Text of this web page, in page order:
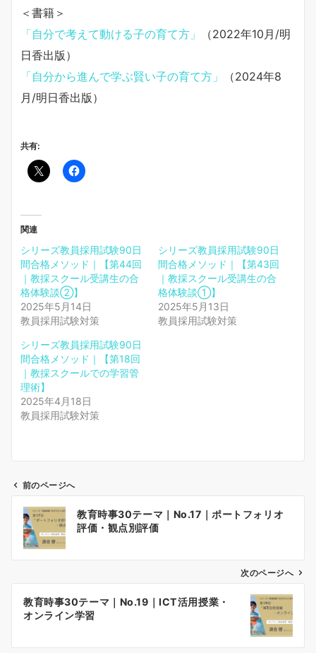
＜書籍＞
「自分で考えて動ける子の育て方」
（2022年10月/明
日香出版）
「自分から進んで学ぶ賢い子の育て方」
（2024年8
月/明日香出版）
共有:
関連
シリーズ教員採用試験90日
間合格メソッド｜【第44回
｜教採スクール受講生の合
格体験談②】
2025年5月14日
教員採用試験対策
シリーズ教員採用試験90日
間合格メソッド｜【第43回
｜教採スクール受講生の合
格体験談①】
2025年5月13日
教員採用試験対策
シリーズ教員採用試験90日
間合格メソッド｜【第18回
｜教採スクールでの学習管
理術】
2025年4月18日
教員採用試験対策
ビ
ン
前のページへ
教育時事30テーマ｜No.17｜ポートフォリオ
評価・観点別評価
次のページへ
教育時事30テーマ｜No.19｜ICT活用授業・
オンライン学習